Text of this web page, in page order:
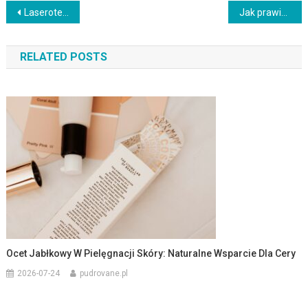
Nawigacja
wpisu
Laseroterapia: działanie, zastosowanie i efekty terapeutyczne
RELATED POSTS
Ocet Jabłkowy W Pielęgnacji Skóry: Naturalne Wsparcie Dla Cery
2026-07-24 pudrovane.pl